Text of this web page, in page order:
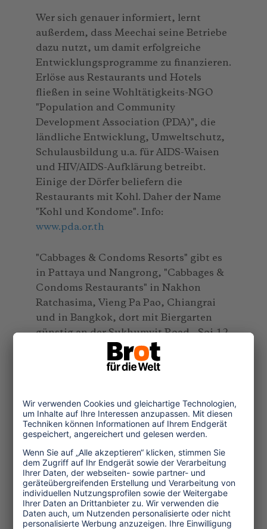
Wer sich genauer informiert, lernt
außerdem, dass Meechai seine Betriebe
dazu nutzt, um damit erfolgreiche
Entwicklungsprogramme zu finanzieren.
Erlöse aus Restaurants und Hotels
fließen in seine Wohltätigkeits-NGO
"Population and Community
Development Association (PDA)", die
ländliche Entwicklung, Umweltschutz,
Schulausbildung u.a. für AIDS-Waisen
und HIV/AIDS-Aufklärung betreibt.
Einige der Dörfer beliefern die
Restaurants mit Kohl. Daher der Name
"Kohl und Kondome". Info:
www.pda.or.th
"Cabbages & Condoms Resorts" gibt es
in Pattaya und Nangrong, "Cabbages &
Condoms Restaurants" in Nakhon
Ratchasima, Vieng Pa Pao, Chiangrai
und in Bangkok, dort mit Biergarten
günstig an der Sukhumvit Road - Soi 12
www.cabbagesandcondoms.co.th
2003)